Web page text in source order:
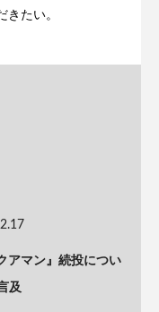
きたい。
アマン』続投につい
及